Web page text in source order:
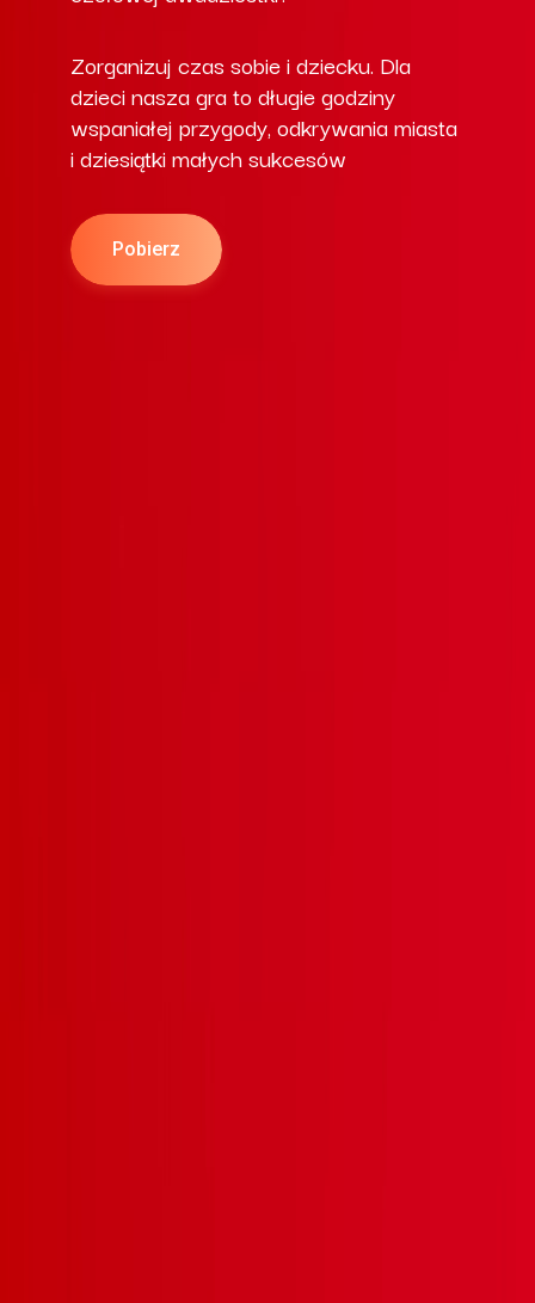
Zorganizuj czas sobie i dziecku. Dla
dzieci nasza gra to długie godziny
wspaniałej przygody, odkrywania miasta
i dziesiątki małych sukcesów
Pobierz